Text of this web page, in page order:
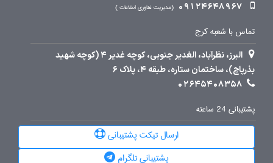
09124648967 مدیریت فناوری اطلاعات
تماس با شعبه کرج
البرز، نظرآباد، الغدیر جنوبی، کوچه غدیر 4 (کوچه شهید
بذرپاچ)، ساختمان ستاره، طبقه 4، پلاک 6
02645408358
پشتیبانی 24 ساعته
ارسال تیکت پشتیبانی
پشتیبانی تلگرام